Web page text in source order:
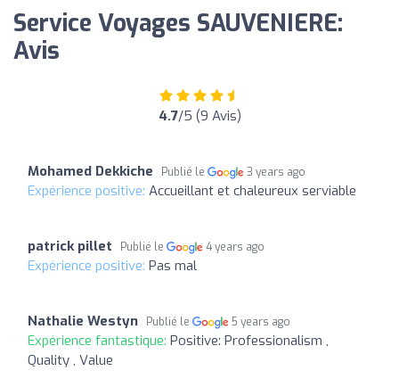
Service Voyages SAUVENIERE:
Avis
4.7/5 (9 Avis)
Mohamed Dekkiche Publié le 3 years ago
Expérience positive: Accueillant et chaleureux serviable
patrick pillet Publié le 4 years ago
Expérience positive: Pas mal
Nathalie Westyn Publié le 5 years ago
Expérience fantastique: Positive: Professionalism ,
Quality , Value